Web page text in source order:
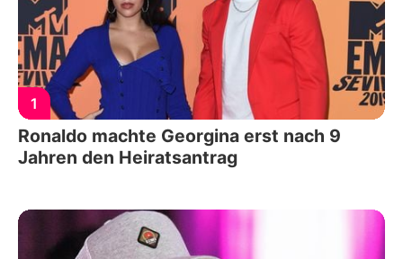
1
Ronaldo machte Georgina erst nach 9
Jahren den Heiratsantrag